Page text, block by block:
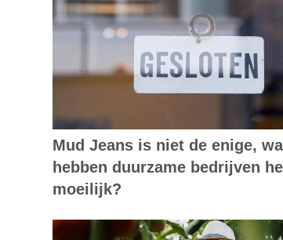
Mud Jeans is niet de enige,
hebben duurzame bedrijven
moeilijk?